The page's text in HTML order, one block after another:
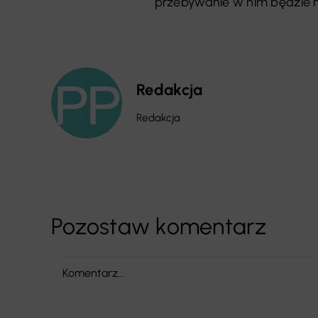
Redakcja
Redakcja
Pozostaw komentarz
Comment